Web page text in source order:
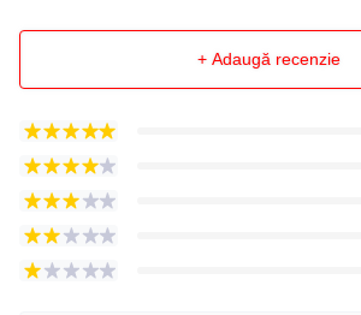
+ Adaugă recenzie